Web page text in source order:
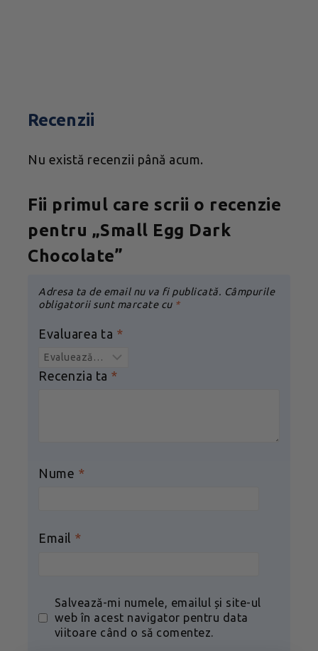
Recenzii
Nu există recenzii până acum.
Fii primul care scrii o recenzie
pentru „Small Egg Dark
Chocolate”
Adresa ta de email nu va fi publicată. Câmpurile
obligatorii sunt marcate cu *
Evaluarea ta *
Recenzia ta *
Nume *
Email *
Salvează-mi numele, emailul și site-ul
web în acest navigator pentru data
viitoare când o să comentez.